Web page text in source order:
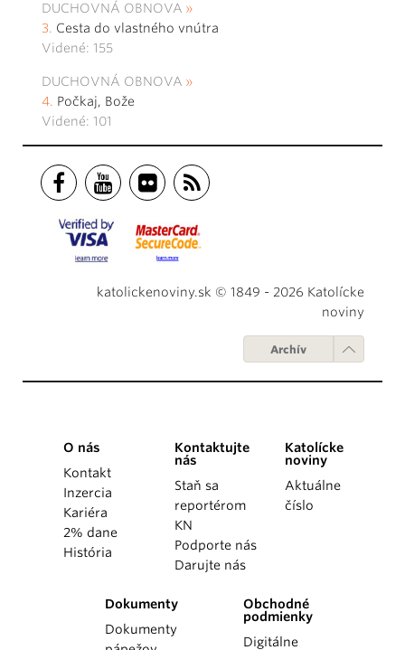
DUCHOVNÁ OBNOVA
Cesta do vlastného vnútra
Videné: 155
DUCHOVNÁ OBNOVA
Počkaj, Bože
Videné: 101
katolickenoviny.sk © 1849 - 2026 Katolícke
noviny
Archív
O nás
Kontakt
Inzercia
Kariéra
2% dane
História
Kontaktujte
nás
Staň sa
reportérom
KN
Podporte nás
Darujte nás
Katolícke
noviny
Aktuálne
číslo
Dokumenty
Dokumenty
Obchodné
podmienky
Digitálne